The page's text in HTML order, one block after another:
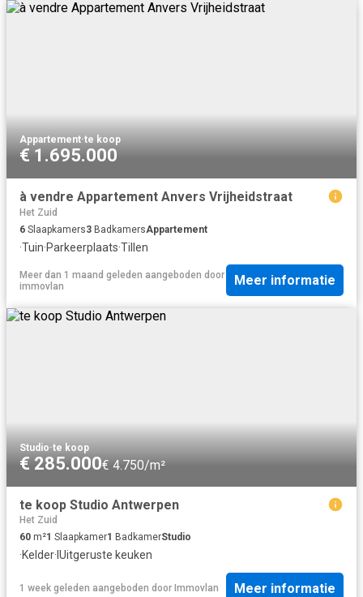
Appartement·te koop
€ 1.695.000
à vendre Appartement Anvers Vrijheidstraat
Het Zuid
6 Slaapkamers3 BadkamersAppartement
·Tuin·Parkeerplaats·Tillen
Meer dan 1 maand geleden aangeboden door
immovlan
Meer informatie
Studio·te koop
€ 285.000€ 4.750/m²
te koop Studio Antwerpen
Het Zuid
60 m²1 Slaapkamer1 BadkamerStudio
·Kelder· IUitgeruste keuken
1 week geleden aangeboden door Immovlan Meer informatie